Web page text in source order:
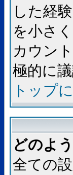
した経
を小さ
カウン
極的に
トップ
どのよ
全ての